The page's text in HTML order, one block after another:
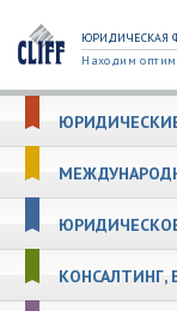
ЮРИДИЧЕСКАЯ
Находим
КОНСАЛТИНГ,